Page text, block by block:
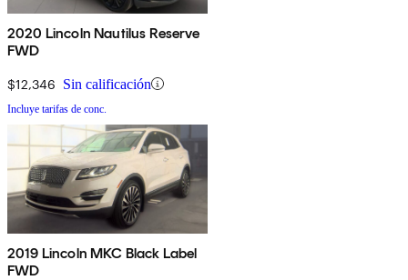
2020 Lincoln Nautilus Reserve
FWD
$12,346 Sin calificación
Incluye tarifas de conc.
2019 Lincoln MKC Black Label
FWD